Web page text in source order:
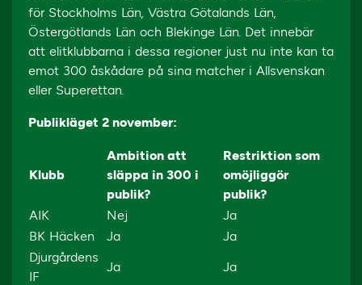
för Stockholms Län, Västra Götalands Län,
Östergötlands Län och Blekinge Län. Det innebär
att elitklubbarna i dessa regioner just nu inte kan ta
emot 300 åskådare på sina matcher i Allsvenskan
eller Superettan.
Publikläget 2 november:
Klubb
Ambition att
släppa in 300 i
publik?
Restriktion som
omöjliggör
publik?
AIK
Nej
Ja
BK Häcken
Ja
Ja
Djurgårdens
IF
Ja
Ja